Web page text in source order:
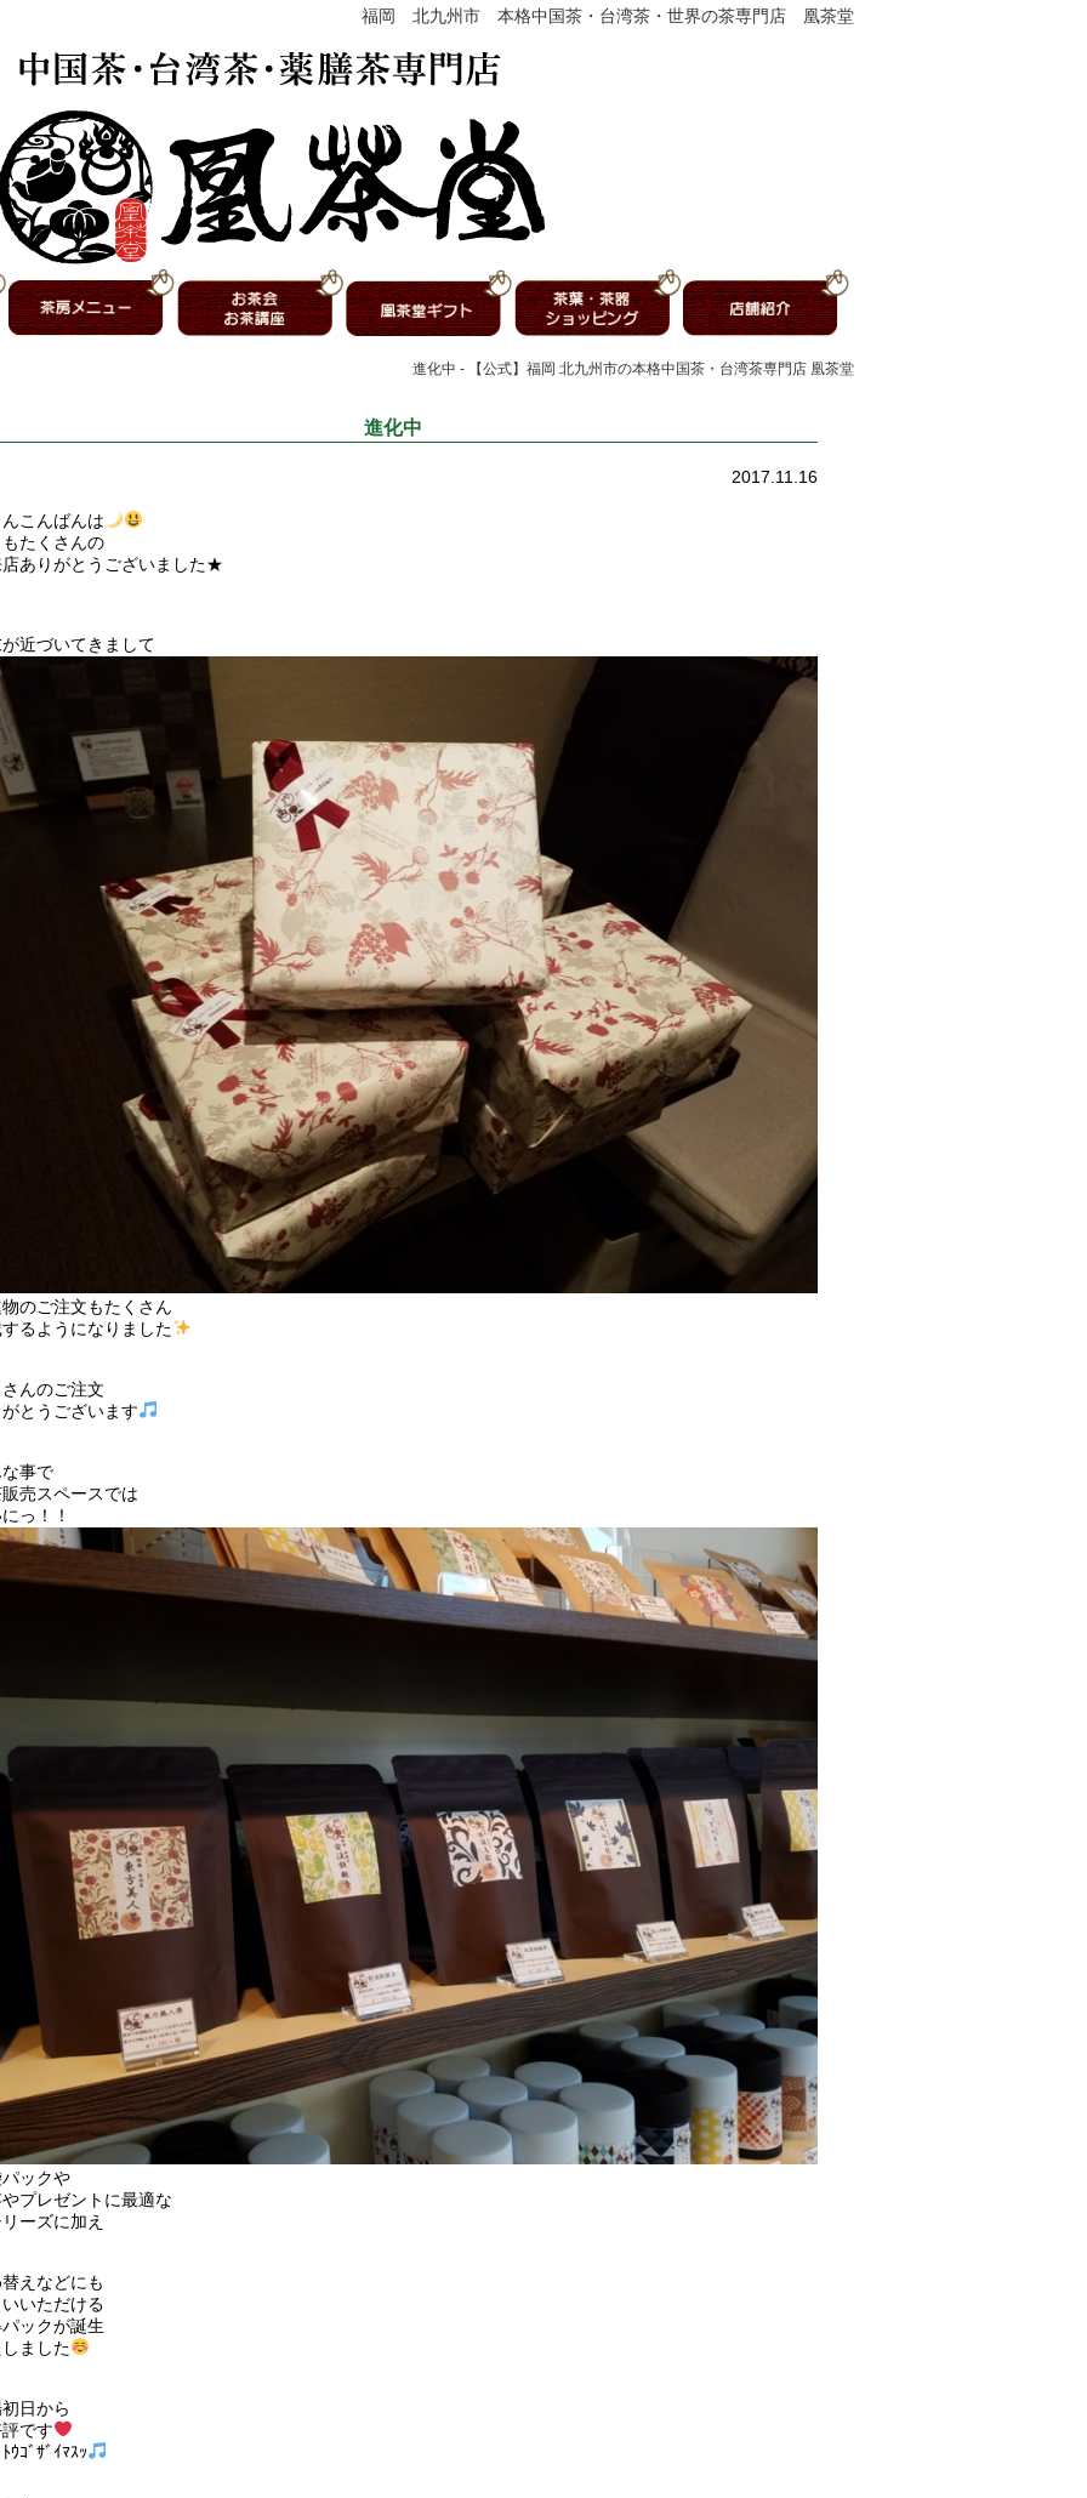
福岡 北九州市 本格中国茶・台湾茶・世界の茶専門店 凰茶堂
進化中 - 【公式】福岡 北九州市の本格中国茶・台湾茶専門店 凰茶堂
進化中
2017.11.16
こんばんは
たくさんの
ありがとうございました★
近づいてきまして
のご注文もたくさん
るようになりました
んのご注文
とうございます
事で
売スペースでは
っ！！
ックや
プレゼントに最適な
ーズに加え
えなどにも
いただける
ックが誕生
ました
日から
です
ｳｺﾞｻﾞｲﾏｽｯ